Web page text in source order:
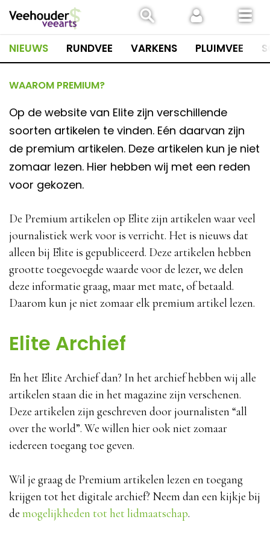
naar
inhoud
NIEUWS RUNDVEE VARKENS PLUIMVEE
WAAROM PREMIUM?
Op de website van Elite zijn verschillende
soorten artikelen te vinden. Eén daarvan zijn
de premium artikelen. Deze artikelen kun je niet
zomaar lezen. Hier hebben wij met een reden
voor gekozen.
De Premium artikelen op Elite zijn artikelen waar veel
journalistiek werk voor is verricht. Het is nieuws dat
alleen bij Elite is gepubliceerd. Deze artikelen hebben
grootte toegevoegde waarde voor de lezer, we delen
deze informatie graag, maar met mate, of betaald.
Daarom kun je niet zomaar elk premium artikel lezen.
Elite Archief
En het Elite Archief dan? In het archief hebben wij alle
artikelen staan die in het magazine zijn verschenen.
Deze artikelen zijn geschreven door journalisten “all
over the world”. We willen hier ook niet zomaar
iedereen toegang toe geven.
Wil je graag de Premium artikelen lezen en toegang
krijgen tot het digitale archief? Neem dan een kijkje bij
de mogelijkheden tot het lidmaatschap.